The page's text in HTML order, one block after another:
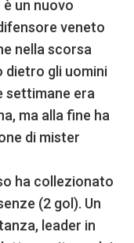
un nuovo
veneto
nella scorsa
dietro gli uomini
settimane era
ma alla fine ha
di mister
ha collezionato
(2 gol). Un
leader in